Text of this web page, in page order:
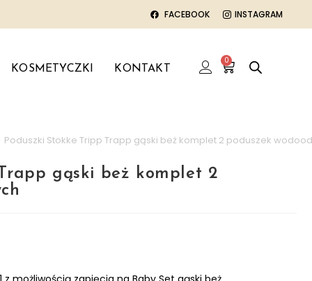
FACEBOOK INSTAGRAM
KOSMETYCZKI KONTAKT
0
Poduszki Stokke Tripp Trapp gąski beż komplet 2 poduszek
gąski beż komplet 2